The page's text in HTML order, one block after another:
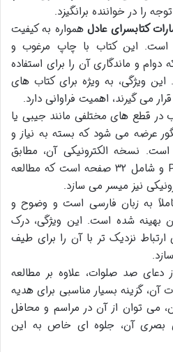
را در خواننده برانگیزد.
کتابسرای عادلهمواره به کیفیت
این کتاب با چاپ مرغوب و
و ماندگاری آن را برای استفاده
ویژگی، به ویژه برای کتاب های
می گیرند، اهمیت فراوانی دارد.
در قطع های مختلفی مانند جیبی یا
عرضه می شود که بسته به نیاز و
است. نسخه الکترونیکی آن، مطابق
اطلاعات موجود، در فرمت PDF و شامل ۳۲ صفحه است که مطالعه
نیز میسر می سازد.
به زبان فارسی است و وضوح و
بهینه شده است. این ویژگی، درک
ارتباط نزدیک تر با آن را برای طیف
دعای صد صلوات، علاوه بر مطالعه
گزینه بسیار مناسبی برای هدیه
می توان از آن در مراسم و محافل
بصری آن، جلوه ای خاص به این